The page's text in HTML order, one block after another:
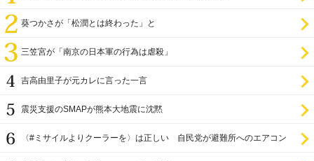
葵つかさが「松潤とは終わった」と
三笠宮が「南京の日本軍の行為は虐殺」
吉高由里子が元カレに言った一言
震災支援のSMAPが熊本大地震に沈黙
〈#ミサイルよりクーラーを〉は正しい 自民党が避難所へのエアコン